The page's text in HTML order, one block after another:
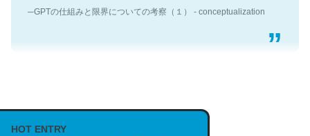
─GPTの仕組みと限界についての考察（１） - conceptualization
説してる記事が少ないので貴重な良記事。/続編来た
https://isobe324649.hatenablog.com/entry/2023/03/27
HOT ENTRY